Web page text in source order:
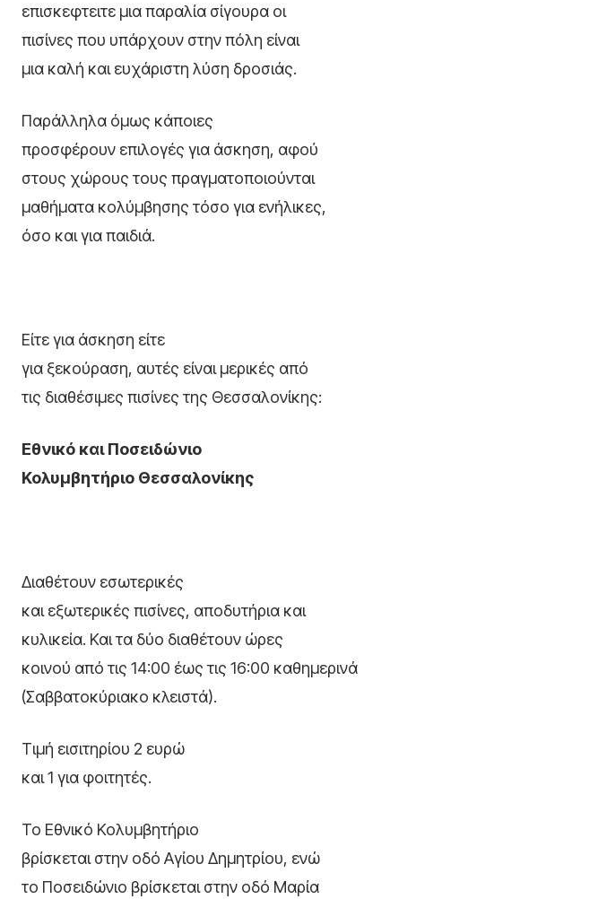
επισκεφτειτε μια παραλία σίγουρα οι
πισίνες που υπάρχουν στην πόλη είναι
μια καλή και ευχάριστη λύση δροσιάς.
Παράλληλα όμως κάποιες
προσφέρουν επιλογές για άσκηση, αφού
στους χώρους τους πραγματοποιούνται
μαθήματα κολύμβησης τόσο για ενήλικες,
όσο και για παιδιά.
Είτε για άσκηση είτε
για ξεκούραση, αυτές είναι μερικές από
τις διαθέσιμες πισίνες της Θεσσαλονίκης:
Εθνικό και Ποσειδώνιο
Κολυμβητήριο Θεσσαλονίκης
Διαθέτουν εσωτερικές
και εξωτερικές πισίνες, αποδυτήρια και
κυλικεία. Και τα δύο διαθέτουν ώρες
κοινού από τις 14:00 έως τις 16:00 καθημερινά
(Σαββατοκύριακο κλειστά).
Τιμή εισιτηρίου 2 ευρώ
και 1 για φοιτητές.
Το Εθνικό Κολυμβητήριο
βρίσκεται στην οδό Αγίου Δημητρίου, ενώ
το Ποσειδώνιο βρίσκεται στην οδό Μαρία